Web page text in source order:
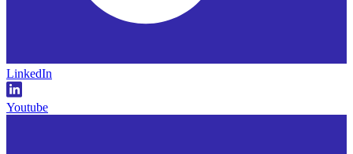
LinkedIn
Youtube